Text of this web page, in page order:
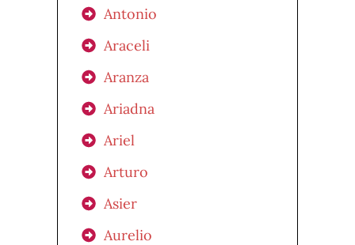
Antonio
Araceli
Aranza
Ariadna
Ariel
Arturo
Asier
Aurelio